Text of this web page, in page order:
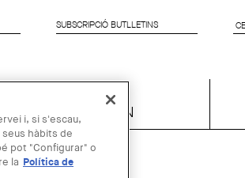
SUBSCRIPCIÓ BUTLLETINS
UIA2026BCN
i, si s'escau,
hàbits de
pot "Configurar" o
la Política de